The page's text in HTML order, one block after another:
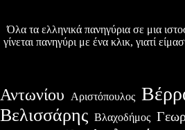
Όλα τα ελληνικά πανηγύρια σε μια
γίνεται πανηγύρι με ένα κλικ, γιατί
Αντωνίου Αριστόπουλος
Βελισσάρης Βλαχοδήμος